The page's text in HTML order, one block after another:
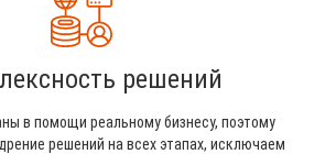
решений
в помощи реальному бизнесу, поэтому
решений на всех этапах, исключаем